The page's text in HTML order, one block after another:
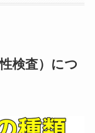
検査）につ